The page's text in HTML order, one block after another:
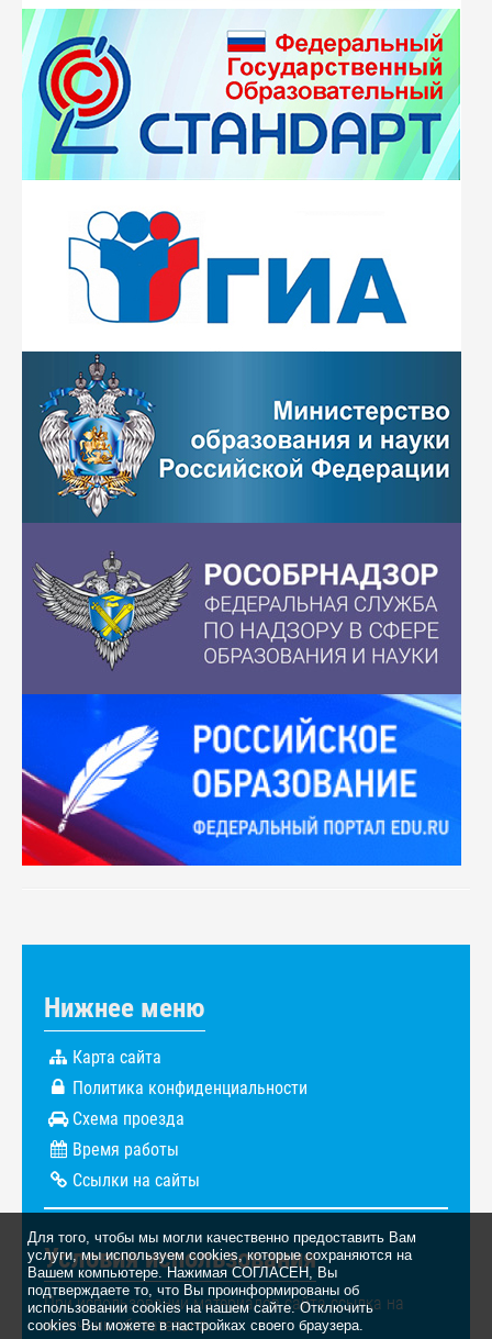
Для того, чтобы мы могли качественно предоставить Вам
услуги, мы используем cookies, которые сохраняются на
Вашем компьютере. Нажимая СОГЛАСЕН, Вы
подтверждаете то, что Вы проинформированы об
использовании cookies на нашем сайте. Отключить
cookies Вы можете в настройках своего браузера.
Нижнее меню
Карта сайта
Политика конфиденциальности
Схема проезда
Время работы
Ссылки на сайты
Условия использования
При использовании материалов сайта ссылка на
источник обязательна.